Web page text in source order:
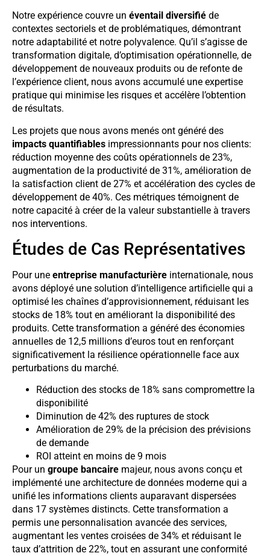
Notre expérience couvre un éventail diversifié de
contextes sectoriels et de problématiques, démontrant
notre adaptabilité et notre polyvalence. Qu’il s’agisse de
transformation digitale, d’optimisation opérationnelle, de
développement de nouveaux produits ou de refonte de
l’expérience client, nous avons accumulé une expertise
pratique qui minimise les risques et accélère l’obtention
de résultats.
Les projets que nous avons menés ont généré des
impacts quantifiables impressionnants pour nos clients:
réduction moyenne des coûts opérationnels de 23%,
augmentation de la productivité de 31%, amélioration de
la satisfaction client de 27% et accélération des cycles de
développement de 40%. Ces métriques témoignent de
notre capacité à créer de la valeur substantielle à travers
nos interventions.
Études de Cas Représentatives
Pour une entreprise manufacturière internationale, nous
avons déployé une solution d’intelligence artificielle qui a
optimisé les chaînes d’approvisionnement, réduisant les
stocks de 18% tout en améliorant la disponibilité des
produits. Cette transformation a généré des économies
annuelles de 12,5 millions d’euros tout en renforçant
significativement la résilience opérationnelle face aux
perturbations du marché.
Réduction des stocks de 18% sans compromettre la
disponibilité
Diminution de 42% des ruptures de stock
Amélioration de 29% de la précision des prévisions
de demande
ROI atteint en moins de 9 mois
Pour un groupe bancaire majeur, nous avons conçu et
implémenté une architecture de données moderne qui a
unifié les informations clients auparavant dispersées
dans 17 systèmes distincts. Cette transformation a
permis une personnalisation avancée des services,
augmentant les ventes croisées de 34% et réduisant le
taux d’attrition de 22%, tout en assurant une conformité